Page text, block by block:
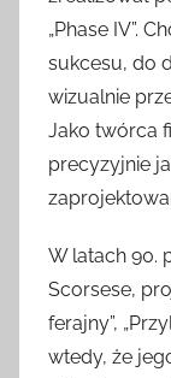
„Phase IV”.
sukcesu, do
wizualnie
Jako twórca
precyzyjnie
W latach 90.
Scorsese,
ferajny”,
wtedy, że